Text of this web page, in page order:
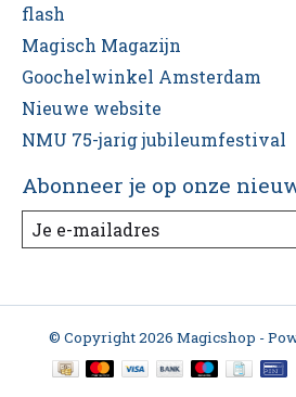
flash
Magisch Magazijn
Goochelwinkel Amsterdam
Nieuwe website
NMU 75-jarig jubileumfestival
Abonneer je op onze
© Copyright 2026 Magicshop -